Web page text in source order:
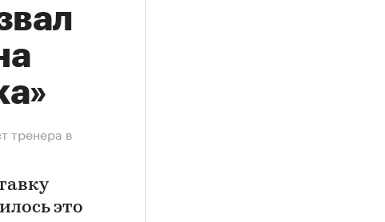
тренера в
это